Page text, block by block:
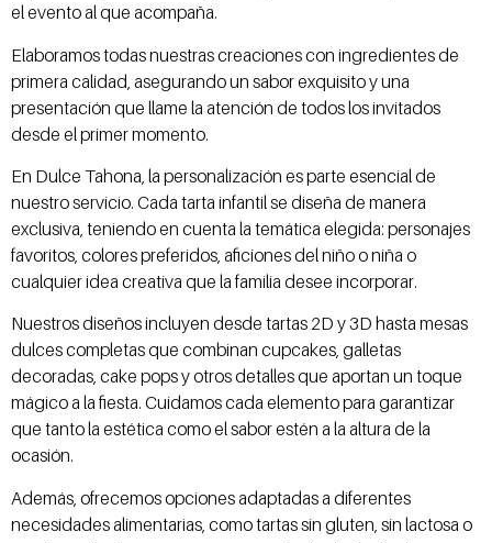
el evento al que acompaña.
Elaboramos todas nuestras creaciones con ingredientes de
primera calidad, asegurando un sabor exquisito y una
presentación que llame la atención de todos los invitados
desde el primer momento.
En Dulce Tahona, la personalización es parte esencial de
nuestro servicio. Cada tarta infantil se diseña de manera
exclusiva, teniendo en cuenta la temática elegida: personajes
favoritos, colores preferidos, aficiones del niño o niña o
cualquier idea creativa que la familia desee incorporar.
Nuestros diseños incluyen desde tartas 2D y 3D hasta mesas
dulces completas que combinan cupcakes, galletas
decoradas, cake pops y otros detalles que aportan un toque
mágico a la fiesta. Cuidamos cada elemento para garantizar
que tanto la estética como el sabor estén a la altura de la
ocasión.
Además, ofrecemos opciones adaptadas a diferentes
necesidades alimentarias, como tartas sin gluten, sin lactosa o